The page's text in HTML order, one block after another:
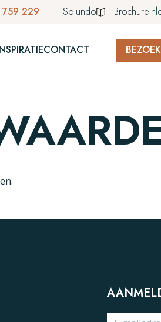
759 229 Solundo Brochure
CONTACT